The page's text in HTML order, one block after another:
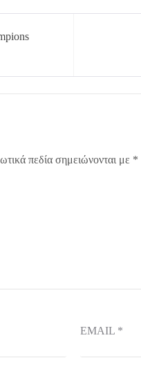
πεδία σημειώνονται με *
EMAIL *